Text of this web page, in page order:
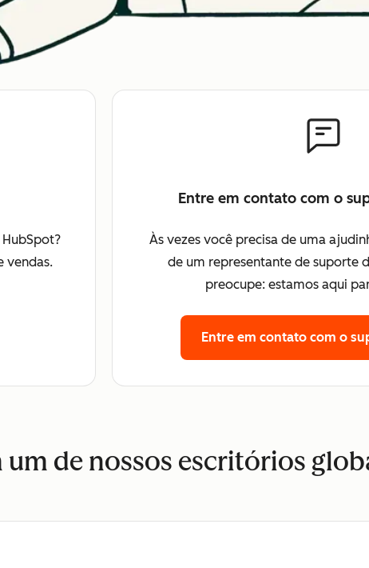
vendas.
Entre em contato com o
Às vezes você precisa de uma
de um representante de suporte
preocupe: estamos aqui
Entre em contato com o
um de nossos escritórios